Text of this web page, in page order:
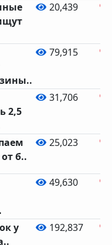
20,439
79,915
2,5
31,706
б..
25,023
49,630
у
192,837